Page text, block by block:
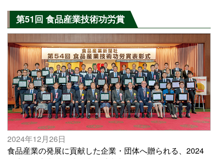
第51回 食品産業技術功労賞
2024年12月26日
食品産業の発展に貢献した企業・団体へ贈られる、2024